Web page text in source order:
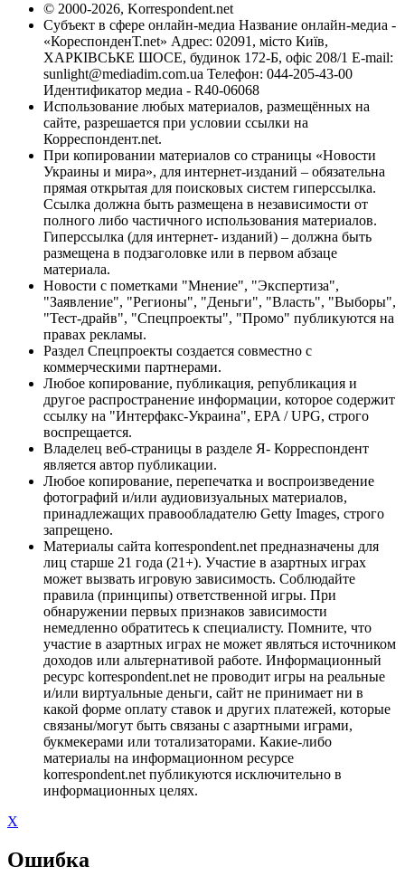
© 2000-2026, Korrespondent.net
Субъект в сфере онлайн-медиа Название онлайн-медиа -
«КореспонденТ.net» Адрес: 02091, місто Київ,
ХАРКІВСЬКЕ ШОСЕ, будинок 172-Б, офіс 208/1 E-mail:
sunlight@mediadim.com.ua Телефон: 044-205-43-00
Идентификатор медиа - R40-06068
Использование любых материалов, размещённых на
сайте, разрешается при условии ссылки на
Корреспондент.net.
При копировании материалов со страницы «Новости
Украины и мира», для интернет-изданий – обязательна
прямая открытая для поисковых систем гиперссылка.
Ссылка должна быть размещена в независимости от
полного либо частичного использования материалов.
Гиперссылка (для интернет- изданий) – должна быть
размещена в подзаголовке или в первом абзаце
материала.
Новости с пометками "Мнение", "Экспертиза",
"Заявление", "Регионы", "Деньги", "Власть", "Выборы",
"Тест-драйв", "Спецпроекты", "Промо" публикуются на
правах рекламы.
Раздел Спецпроекты создается совместно с
коммерческими партнерами.
Любое копирование, публикация, републикация и
другое распространение информации, которое содержит
ссылку на "Интерфакс-Украина", EPA / UPG, строго
воспрещается.
Владелец веб-страницы в разделе Я- Корреспондент
является автор публикации.
Любое копирование, перепечатка и воспроизведение
фотографий и/или аудиовизуальных материалов,
принадлежащих правообладателю Getty Images, строго
запрещено.
Материалы сайта korrespondent.net предназначены для
лиц старше 21 года (21+). Участие в азартных играх
может вызвать игровую зависимость. Соблюдайте
правила (принципы) ответственной игры. При
обнаружении первых признаков зависимости
немедленно обратитесь к специалисту. Помните, что
участие в азартных играх не может являться источником
доходов или альтернативой работе. Информационный
ресурс korrespondent.net не проводит игры на реальные
и/или виртуальные деньги, сайт не принимает ни в
какой форме оплату ставок и других платежей, которые
связаны/могут быть связаны с азартными играми,
букмекерами или тотализаторами. Какие-либо
материалы на информационном ресурсе
korrespondent.net публикуются исключительно в
информационных целях.
X
Ошибка